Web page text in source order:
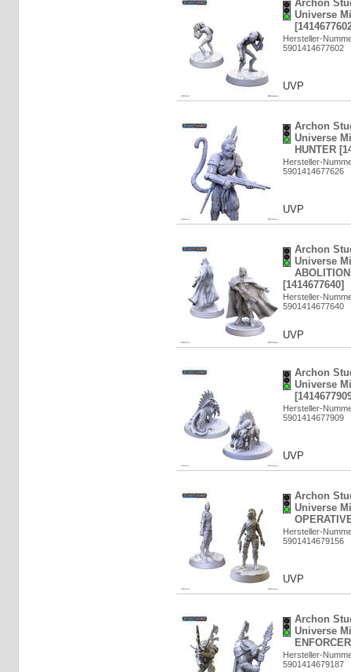
Archon
Universe
Hersteller-
5901414677602
UVP
Archon
Universe
HUNTER
Hersteller-
5901414677626
UVP
Archon
Universe
[1414677640]
Hersteller-
5901414677640
UVP
Archon
Universe
Hersteller-
5901414677909
UVP
Archon
Universe
Hersteller-
5901414679156
UVP
Archon
Universe
Hersteller-
5901414679187